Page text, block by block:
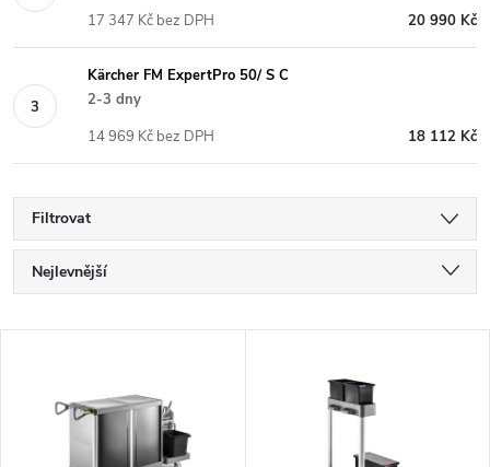
20 990 Kč
17 347 Kč bez DPH
Kärcher FM ExpertPro 50/ S C
2-3 dny
18 112 Kč
14 969 Kč bez DPH
Filtrovat
Ř
a
Nejlevnější
Abecedně